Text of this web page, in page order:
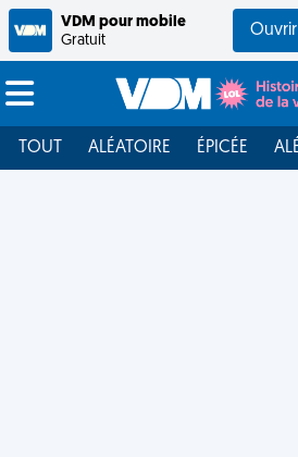
VDM pour mobile
Gratuit
TOUT ALÉATOIRE ÉPICÉE